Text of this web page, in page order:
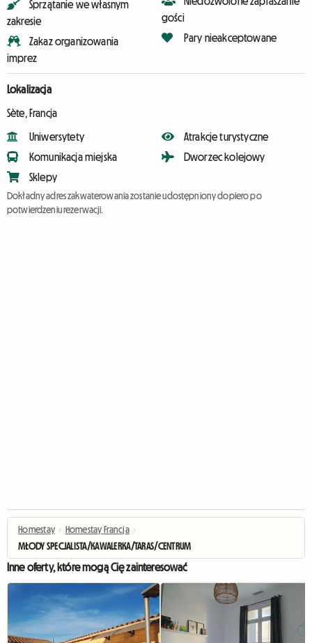
Sprzątanie we własnym
zakresie
Zakaz organizowania
imprez
gości
Pary nieakceptowane
Lokalizacja
Sète, Francja
Uniwersytety
Komunikacja miejska
Sklepy
Atrakcje turystyczne
Dworzec kolejowy
Dokładny adres zakwaterowania zostanie udostępniony dopiero po
potwierdzeniu rezerwacji.
Homestay › Homestay Francja ›
MŁODY SPECJALISTA/KAWALERKA/TARAS/CENTRUM
Inne oferty, które mogą Cię zainteresować